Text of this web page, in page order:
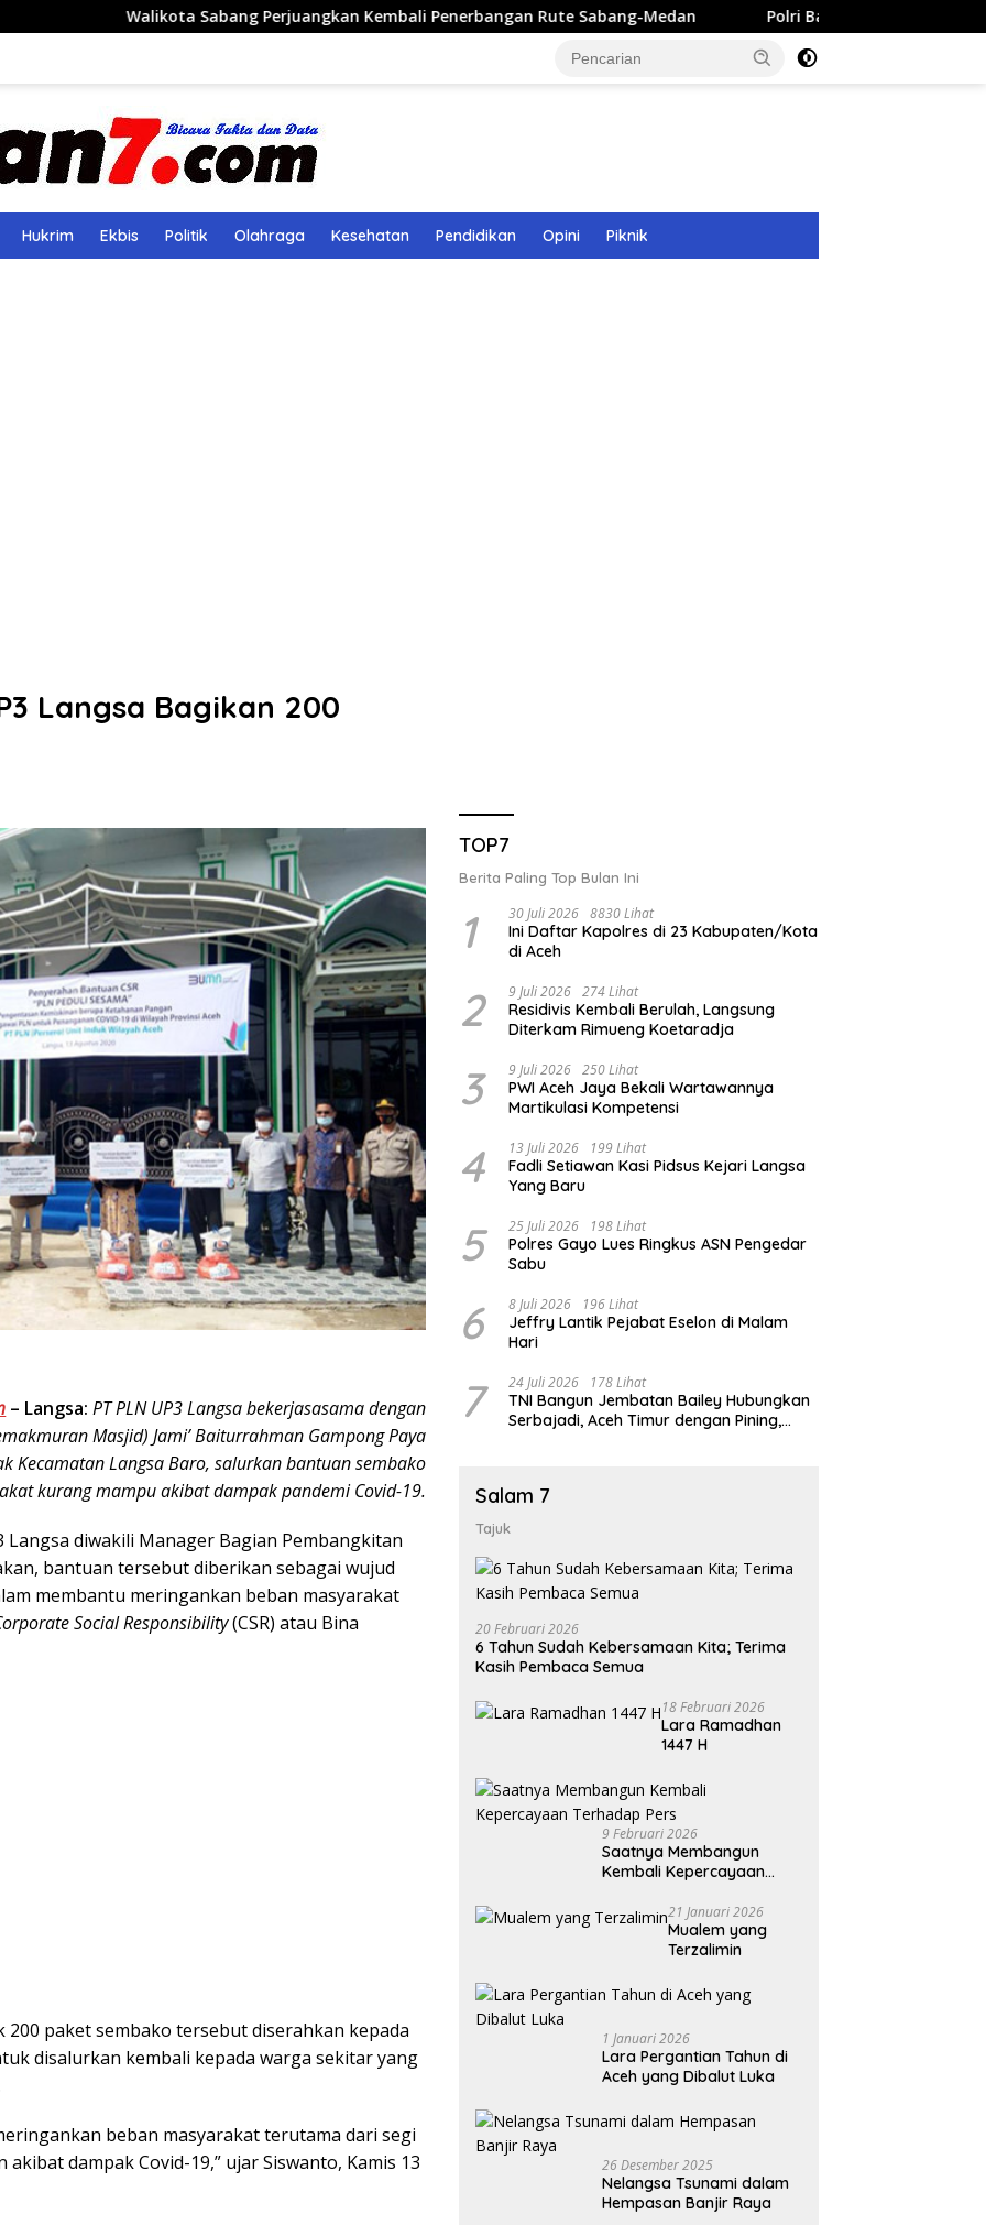
Sabang Perjuangkan Kembali Penerbangan Rute Sabang-Medan Polri Bangun 40 Titik Sumur Bor untuk Warga
Hukrim Ekbis Politik Olahraga Kesehatan Pendidikan Opini Piknik
Langsa Bagikan 200
– Langsa: PT PLN UP3 Langsa bekerjasasama dengan
Masjid) Jami’ Baiturrahman Gampong Paya
Kecamatan Langsa Baro, salurkan bantuan sembako
kurang mampu akibat dampak pandemi Covid-19.
Langsa diwakili Manager Bagian Pembangkitan
bantuan tersebut diberikan sebagai wujud
membantu meringankan beban masyarakat
Social Responsibility(CSR) atau Bina
200 paket sembako tersebut diserahkan kepada
disalurkan kembali kepada warga sekitar yang
beban masyarakat terutama dari segi
dampak Covid-19,” ujar Siswanto, Kamis 13
TOP7
Berita Paling Top Bulan Ini
1 30 Juli 2026 8830 Lihat
Ini Daftar Kapolres di 23 Kabupaten/Kota
di Aceh
2 9 Juli 2026 274 Lihat
Residivis Kembali Berulah, Langsung
Diterkam Rimueng Koetaradja
3 9 Juli 2026 250 Lihat
PWI Aceh Jaya Bekali Wartawannya
Martikulasi Kompetensi
4 13 Juli 2026 199 Lihat
Fadli Setiawan Kasi Pidsus Kejari Langsa
Yang Baru
5 25 Juli 2026 198 Lihat
Polres Gayo Lues Ringkus ASN Pengedar
Sabu
6 8 Juli 2026 196 Lihat
Jeffry Lantik Pejabat Eselon di Malam
Hari
7 24 Juli 2026 178 Lihat
TNI Bangun Jembatan Bailey Hubungkan
Serbajadi, Aceh Timur dengan Pining,
Salam 7
Tajuk
20 Februari 2026
6 Tahun Sudah Kebersamaan Kita; Terima
Kasih Pembaca Semua
18 Februari 2026
Lara Ramadhan
1447 H
9 Februari 2026
Saatnya Membangun
Kembali Kepercayaan
21 Januari 2026
Mualem yang
Terzalimin
1 Januari 2026
Lara Pergantian Tahun di
Aceh yang Dibalut Luka
26 Desember 2025
Nelangsa Tsunami dalam
Hempasan Banjir Raya